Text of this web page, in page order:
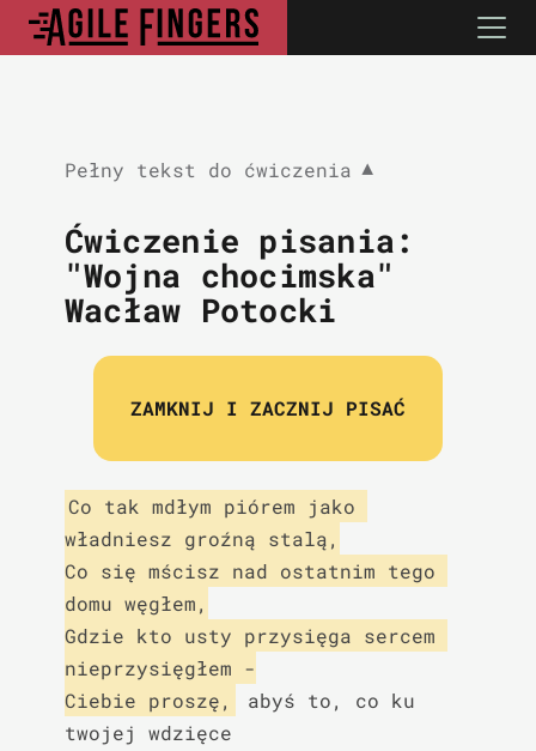
Pełny tekst do ćwiczenia ▼
Ćwiczenie pisania:
"Wojna chocimska"
Wacław Potocki
ZAMKNIJ I ZACZNIJ PISAĆ
Co tak mdłym piórem jako
władniesz groźną stalą,
Co się mścisz nad ostatnim tego
domu węgłem,
Gdzie kto usty przysięga sercem
nieprzysięgłem -
Ciebie proszę,
abyś to, co ku
twojej wdzięce